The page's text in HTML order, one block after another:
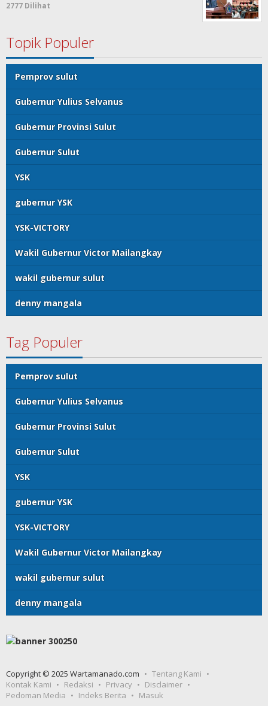
2777 Dilihat
Topik Populer
Pemprov sulut
Gubernur Yulius Selvanus
Gubernur Provinsi Sulut
Gubernur Sulut
YSK
gubernur YSK
YSK-VICTORY
Wakil Gubernur Victor Mailangkay
wakil gubernur sulut
denny mangala
Tag Populer
Pemprov sulut
Gubernur Yulius Selvanus
Gubernur Provinsi Sulut
Gubernur Sulut
YSK
gubernur YSK
YSK-VICTORY
Wakil Gubernur Victor Mailangkay
wakil gubernur sulut
denny mangala
Copyright © 2025 Wartamanado.com
Tentang Kami
Kontak Kami
Redaksi Privacy
Disclaimer
Pedoman Media
Indeks Berita Masuk